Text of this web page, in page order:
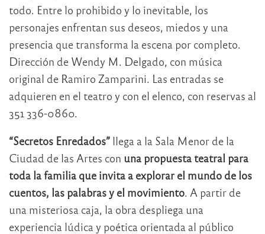
todo. Entre lo prohibido y lo inevitable, los
personajes enfrentan sus deseos, miedos y una
presencia que transforma la escena por completo.
Dirección de Wendy M. Delgado, con música
original de Ramiro Zamparini. Las entradas se
adquieren en el teatro y con el elenco, con reservas al
351 336-0860.
“Secretos Enredados” llega a la Sala Menor de la
Ciudad de las Artes con una propuesta teatral para
toda la familia que invita a explorar el mundo de los
cuentos, las palabras y el movimiento. A partir de
una misteriosa caja, la obra despliega una
experiencia lúdica y poética orientada al público